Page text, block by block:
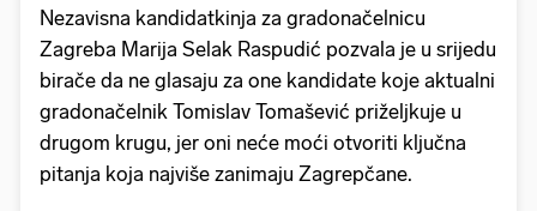
Nezavisna kandidatkinja za gradonačelnicu
Zagreba Marija Selak Raspudić pozvala je u srijedu
birače da ne glasaju za one kandidate koje aktualni
gradonačelnik Tomislav Tomašević priželjkuje u
drugom krugu, jer oni neće moći otvoriti ključna
pitanja koja najviše zanimaju Zagrepčane.